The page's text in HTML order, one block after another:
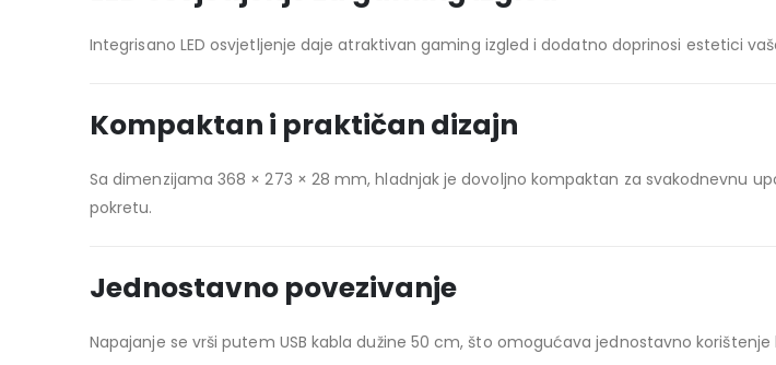
Integrisano LED osvjetljenje daje atraktivan gaming izgled i dodatno doprinosi estetici
Kompaktan i praktičan dizajn
Sa dimenzijama 368 × 273 × 28 mm, hladnjak je dovoljno kompaktan za svakodnevnu
pokretu.
Jednostavno povezivanje
Napajanje se vrši putem USB kabla dužine 50 cm, što omogućava jednostavno